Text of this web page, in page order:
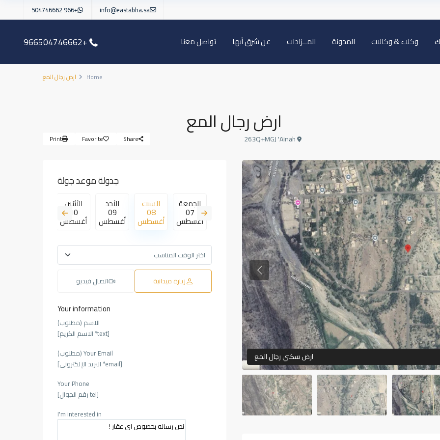
info@eastabha.sa
+966 504746662
وكلاء & وكالات المدونة المــزادات عن شرق أبها تواصل معنا +966504746662
Home ارض رجال المع
ارض رجال المع
Share
Favorite
Print
ارض سكني رجال المع
Previous
جدولة موعد جولة
الخميس
13
أغسطس
الجمعة
14
أغسطس
السبت
15
أغسطس
الجمعة
07
أغسطس
السبت
08
أغسطس
الأحد
09
أغسطس
الأثنين
10
أغسطس
زيارة ميدانية اتصال فيديو
Your information
الاسم (مطلوب)
[text* الاسم الكريم]
Your Email (مطلوب)
[email* البريد الإلكتروني]
Your Phone
[tel رقم الجوال]
I'm interested in